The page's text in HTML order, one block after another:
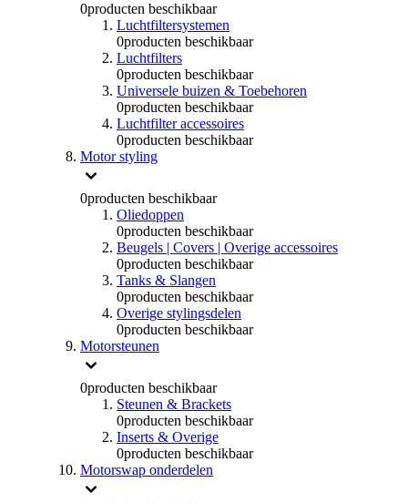
0producten beschikbaar
Luchtfiltersystemen
0producten beschikbaar
Luchtfilters
0producten beschikbaar
Universele buizen & Toebehoren
0producten beschikbaar
Luchtfilter accessoires
0producten beschikbaar
Motor styling
0producten beschikbaar
Oliedoppen
0producten beschikbaar
Beugels | Covers | Overige accessoires
0producten beschikbaar
Tanks & Slangen
0producten beschikbaar
Overige stylingsdelen
0producten beschikbaar
Motorsteunen
0producten beschikbaar
Steunen & Brackets
0producten beschikbaar
Inserts & Overige
0producten beschikbaar
Motorswap onderdelen